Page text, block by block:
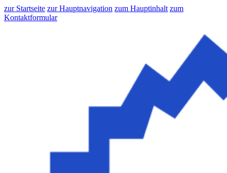
zur Startseite zur Hauptnavigation zum Hauptinhalt zum
Kontaktformular